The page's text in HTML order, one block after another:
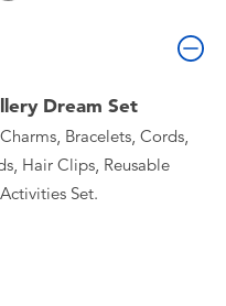
Dream Set
Bracelets, Cords,
Hair Clips, Reusable
Set.